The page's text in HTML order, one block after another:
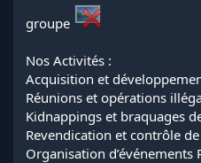
groupe
Nos Activités :
Acquisition et
Réunions et opérations
Kidnappings et braquages
Revendication et contrôle
Organisation d’événements